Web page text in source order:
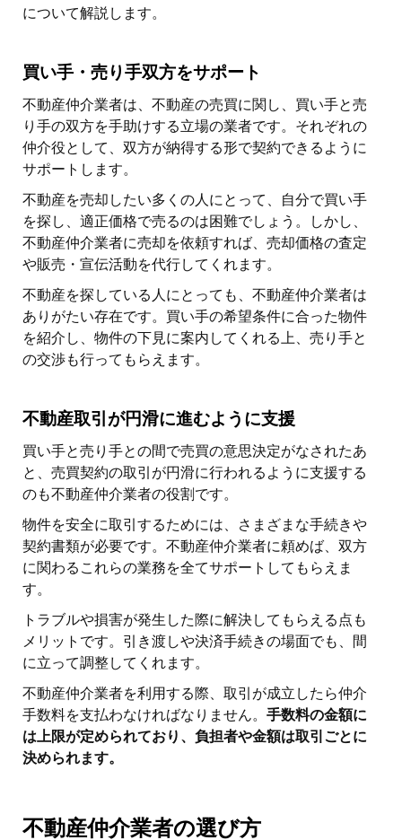
について解説します。
買い手・売り手双方をサポート
不動産仲介業者は、不動産の売買に関し、買い手と売
り手の双方を手助けする立場の業者です。それぞれの
仲介役として、双方が納得する形で契約できるように
サポートします。
不動産を売却したい多くの人にとって、自分で買い手
を探し、適正価格で売るのは困難でしょう。しかし、
不動産仲介業者に売却を依頼すれば、売却価格の査定
や販売・宣伝活動を代行してくれます。
不動産を探している人にとっても、不動産仲介業者は
ありがたい存在です。買い手の希望条件に合った物件
を紹介し、物件の下見に案内してくれる上、売り手と
の交渉も行ってもらえます。
不動産取引が円滑に進むように支援
買い手と売り手との間で売買の意思決定がなされたあ
と、売買契約の取引が円滑に行われるように支援する
のも不動産仲介業者の役割です。
物件を安全に取引するためには、さまざまな手続きや
契約書類が必要です。不動産仲介業者に頼めば、双方
に関わるこれらの業務を全てサポートしてもらえま
す。
トラブルや損害が発生した際に解決してもらえる点も
メリットです。引き渡しや決済手続きの場面でも、間
に立って調整してくれます。
不動産仲介業者を利用する際、取引が成立したら仲介
手数料を支払わなければなりません。 手数料の金額に
は上限が定められており、負担者や金額は取引ごとに
決められます。
不動産仲介業者の選び方